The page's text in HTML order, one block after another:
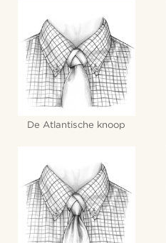
De Atlantische knoop